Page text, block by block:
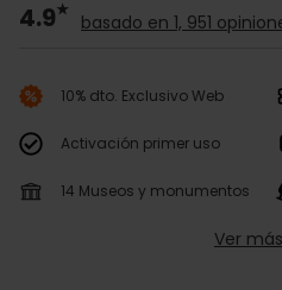
4.9 basado en 1, 951
10% dto. Exclusivo Web
Activación primer uso
14 Museos y monumentos
Ver más